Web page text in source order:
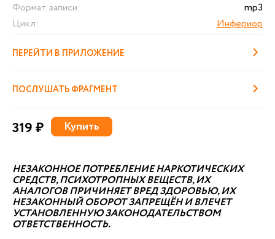
Формат записи:
mp3
Цикл:
Инфериор
ПЕРЕЙТИ В ПРИЛОЖЕНИЕ
ПОСЛУШАТЬ ФРАГМЕНТ
319 ₽ Купить
НЕЗАКОННОЕ ПОТРЕБЛЕНИЕ НАРКОТИЧЕСКИХ
СРЕДСТВ, ПСИХОТРОПНЫХ ВЕЩЕСТВ, ИХ
АНАЛОГОВ ПРИЧИНЯЕТ ВРЕД ЗДОРОВЬЮ, ИХ
НЕЗАКОННЫЙ ОБОРОТ ЗАПРЕЩЁН И ВЛЕЧЕТ
УСТАНОВЛЕННУЮ ЗАКОНОДАТЕЛЬСТВОМ
ОТВЕТСТВЕННОСТЬ.